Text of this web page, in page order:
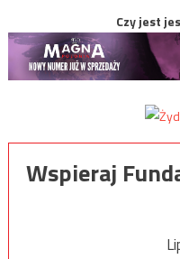
Czy jest
Wspieraj